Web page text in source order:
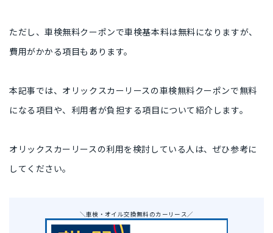
ただし、車検無料クーポンで車検基本料は無料になりますが、
費用がかかる項目もあります。
本記事では、オリックスカーリースの車検無料クーポンで無料
になる項目や、利用者が負担する項目について紹介します。
オリックスカーリースの利用を検討している人は、ぜひ参考に
してください。
＼車検・オイル交換無料のカーリース／